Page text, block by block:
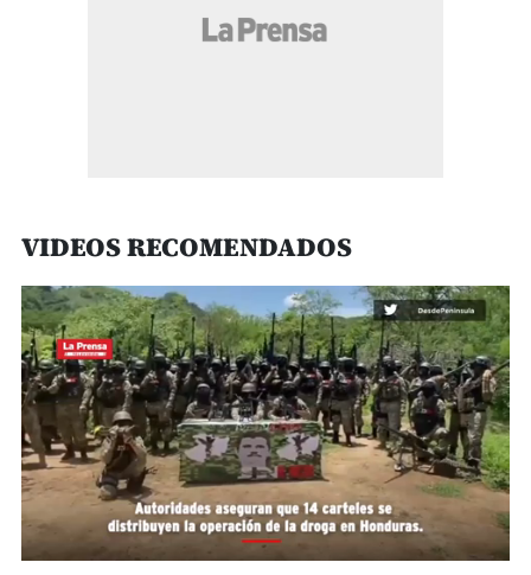
VIDEOS RECOMENDADOS